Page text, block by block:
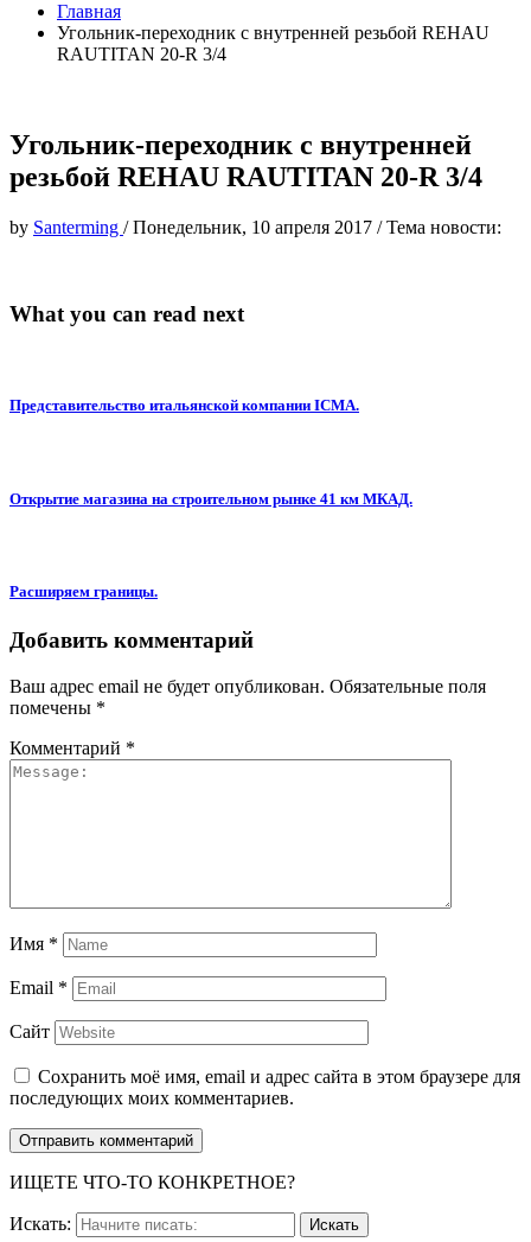
Главная
Угольник-переходник с внутренней резьбой REHAU
RAUTITAN 20-R 3/4
Угольник-переходник с внутренней
резьбой REHAU RAUTITAN 20-R 3/4
by Santerming /Понедельник, 10 апреля 2017 /Тема новости:
What you can read next
Представительство итальянской компании ICMA.
Открытие магазина на строительном рынке 41 км МКАД.
Расширяем границы.
Добавить комментарий
Ваш адрес email не будет опубликован. Обязательные поля
помечены *
Комментарий *
Имя *
Email *
Сайт
Сохранить моё имя, email и адрес сайта в этом браузере для
последующих моих комментариев.
ИЩЕТЕ ЧТО-ТО КОНКРЕТНОЕ?
Искать: